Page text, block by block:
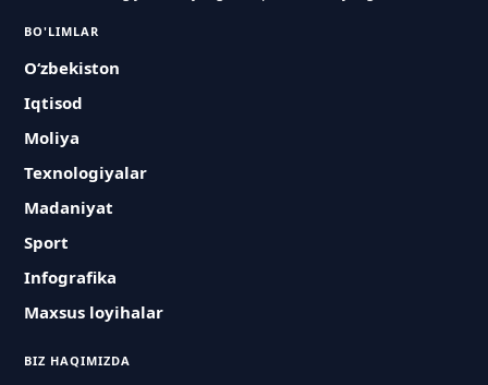
BO'LIMLAR
O‘zbekiston
Iqtisod
Moliya
Texnologiyalar
Madaniyat
Sport
Infografika
Maxsus loyihalar
BIZ HAQIMIZDA